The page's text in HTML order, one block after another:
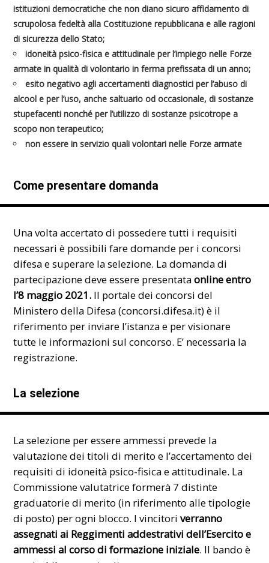
istituzioni democratiche che non diano sicuro affidamento di
scrupolosa fedeltà alla Costituzione repubblicana e alle ragioni
di sicurezza dello Stato;
idoneità psico-fisica e attitudinale per l’impiego nelle Forze
armate in qualità di volontario in ferma prefissata di un anno;
esito negativo agli accertamenti diagnostici per l’abuso di
alcool e per l’uso, anche saltuario od occasionale, di sostanze
stupefacenti nonché per l’utilizzo di sostanze psicotrope a
scopo non terapeutico;
non essere in servizio quali volontari nelle Forze armate
Come presentare domanda
Una volta accertato di possedere tutti i requisiti
necessari è possibili fare domande per i concorsi
difesa e superare la selezione. La domanda di
partecipazione deve essere presentataonline entro
l’8 maggio 2021. Il portale dei concorsi del
Ministero della Difesa (concorsi.difesa.it) è il
riferimento per inviare l’istanza e per visionare
tutte le informazioni sul concorso. E’ necessaria la
registrazione.
La selezione
La selezione per essere ammessi prevede la
valutazione dei titoli di merito e l’accertamento dei
requisiti di idoneità psico-fisica e attitudinale. La
Commissione valutatrice formerà 7 distinte
graduatorie di merito (in riferimento alle tipologie
di posto) per ogni blocco. I vincitoriverranno
assegnati ai Reggimenti addestrativi dell’Esercito e
ammessi al corso di formazione iniziale. Il bando è